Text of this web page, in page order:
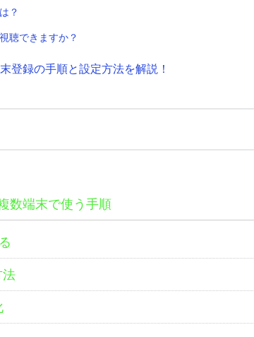
？
聴できますか？
登録の手順と設定方法を解説！
数端末で使う手順
法